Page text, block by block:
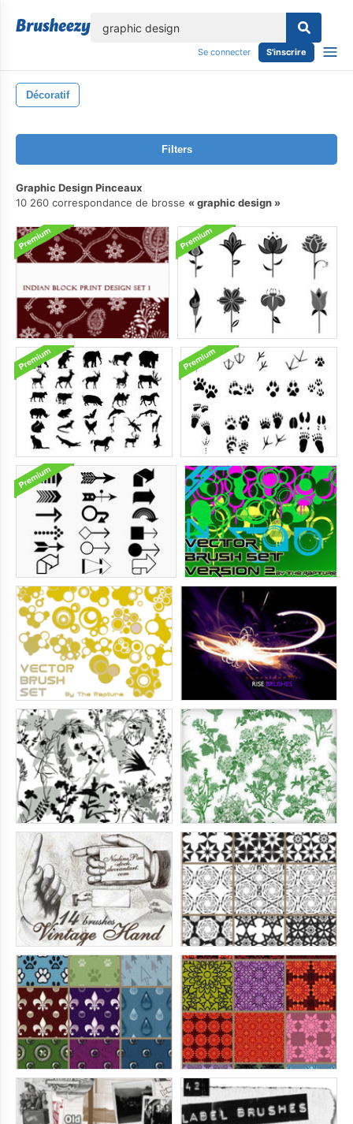
Se connecter S'inscrire
Décoratif
Filters
Graphic Design Pinceaux
10 260 correspondance de brosse
graphic design